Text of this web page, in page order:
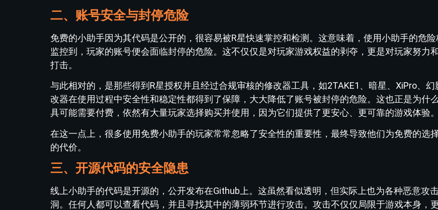
二、账号安全与封停危险
免费的小助手因为其代码是公开的，很容易被R星快速掌控和检测。这意味着，使用小助手的危
监控到，玩家的账号便会面临封停的危险。这不仅仅是对玩家游戏权益的剥夺，更是对玩家努力
打击。
与此相对的，是那些得到R星授权并且经过合规审核的修改器工具，如2TAKE1、暗星、XiPro、幻
改器在使用过程中安全性和稳定性都得到了保障，大大降低了账号被封停的危险。这也正是为什
具可能需要付费，依然有大量玩家选择购买并使用，因为它们提供了更安心、更可靠的游戏体验。
在这一点上，很多使用免费小助手的玩家常常忽略了安全性的重要性，最终导致他们为免费的选
的代价。
三、开源代码的安全隐患
线上小助手的代码是开源的，公开发布在Github上。这虽然看似透明，但实际上也为各种恶意攻
洞。任何人都可以查看代码，并且寻找其中的薄弱环节进行攻击。攻击不仅仅局限于游戏本身，